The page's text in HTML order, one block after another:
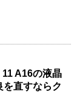
11 A16の液晶
直すならク